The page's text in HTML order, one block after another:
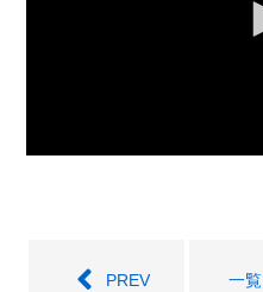
PREV 一覧